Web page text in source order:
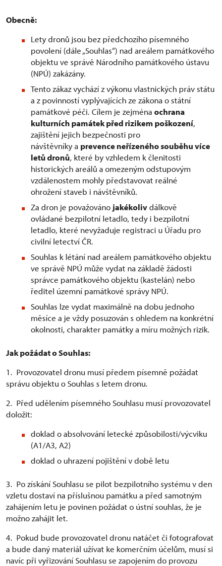
Obecně:
Lety dronů jsou bez předchozího písemného
povolení (dále „Souhlas“) nad areálem památkového
objektu ve správě Národního památkového ústavu
(NPÚ) zakázány.
Tento zákaz vychází z výkonu vlastnických práv státu
a z povinností vyplývajících ze zákona o státní
památkové péči. Cílem je zejména ochrana
kulturních památek před rizikem poškození,
zajištění jejich bezpečnosti pro
návštěvníky a prevence neřízeného souběhu více
letů dronů, které by vzhledem k členitosti
historických areálů a omezeným odstupovým
vzdálenostem mohly představovat reálné
ohrožení staveb i návštěvníků.
Za dron je považováno jakékolivdálkově
ovládané bezpilotní letadlo, tedy i bezpilotní
letadlo, které nevyžaduje registraci u Úřadu pro
civilní letectví ČR.
Souhlas k létání nad areálem památkového objektu
ve správě NPÚ může vydat na základě žádosti
správce památkového objektu (kastelán) nebo
ředitel územní památkové správy NPÚ.
Souhlas lze vydat maximálně na dobu jednoho
měsíce a je vždy posuzován s ohledem na konkrétní
okolnosti, charakter památky a míru možných rizik.
Jak požádat o Souhlas:
1. Provozovatel dronu musí předem písemně požádat
správu objektu o Souhlas s letem dronu.
2. Před udělením písemného Souhlasu musí provozovatel
doložit:
doklad o absolvování letecké způsobilosti/výcviku
(A1/A3, A2)
doklad o uhrazení pojištění v době letu
3. Po získání Souhlasu se pilot bezpilotního systému v den
vzletu dostaví na příslušnou památku a před samotným
zahájením letu je povinen požádat o ústní souhlas, že je
možno zahájit let.
4. Pokud bude provozovatel dronu natáčet či fotografovat
a bude daný materiál užívat ke komerčním účelům, musí si
navíc při vyřizování Souhlasu se zapojením do provozu